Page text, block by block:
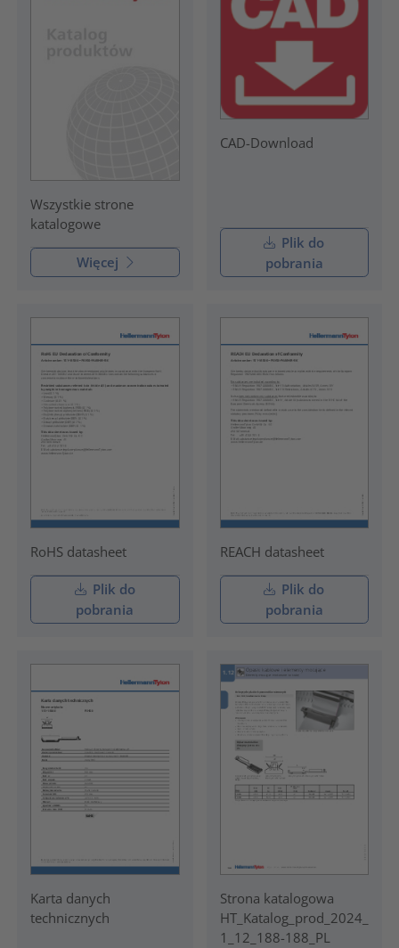
Wszystkie strone
katalogowe
Więcej
CAD-Download
Plik do
pobrania
RoHS datasheet
Plik do
pobrania
REACH datasheet
Plik do
pobrania
Karta danych
technicznych
Strona katalogowa
HT_Katalog_prod_2024_
1_12_188-188_PL